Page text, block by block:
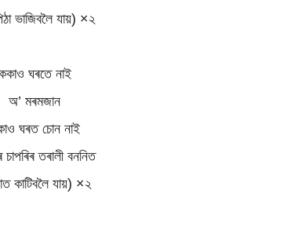
ভাজিবলৈ যায়) ×২
ঘৰতে নাই
অ’ মৰমজান
ঘৰত চোন নাই
তৰালী বননিত
কাটিবলৈ যায়) ×২